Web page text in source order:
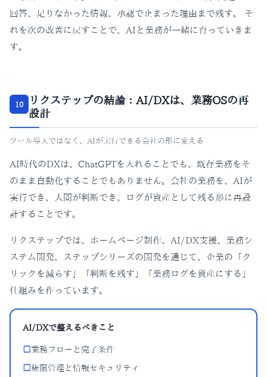
回答、足りなかった情報、承認で止まった理由まで残す。 そ
れを次の改善に戻すことで、AIと業務が一緒に育っていきま
す。
10
リクステップの結論：AI/DXは、業務OSの再
設計
ツール導入ではなく、AIが実行できる会社の形に変える
AI時代のDXは、ChatGPTを入れることでも、既存業務をそ
のまま自動化することでもありません。会社の業務を、AIが
実行でき、人間が判断でき、ログが資産として残る形に再設
計することです。
リクステップでは、ホームページ制作、AI/DX支援、業務シ
ステム開発、ステップシリーズの開発を通じて、企業の「ク
リックを減らす」「判断を残す」「業務ログを資産にする」
仕組みを作っています。
AI/DXで整えるべきこと
□ 業務フローと完了条件
□権限管理と情報セキュリティ